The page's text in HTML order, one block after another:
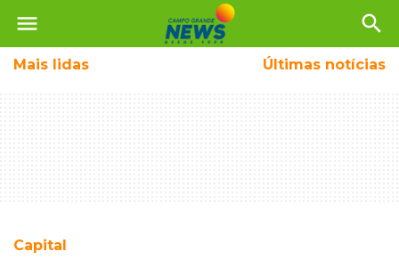
menu search
Mais lidas Últimas notícias
Capital